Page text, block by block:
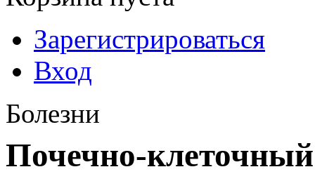
Зарегистрироваться
Вход
Болезни
Почечно-